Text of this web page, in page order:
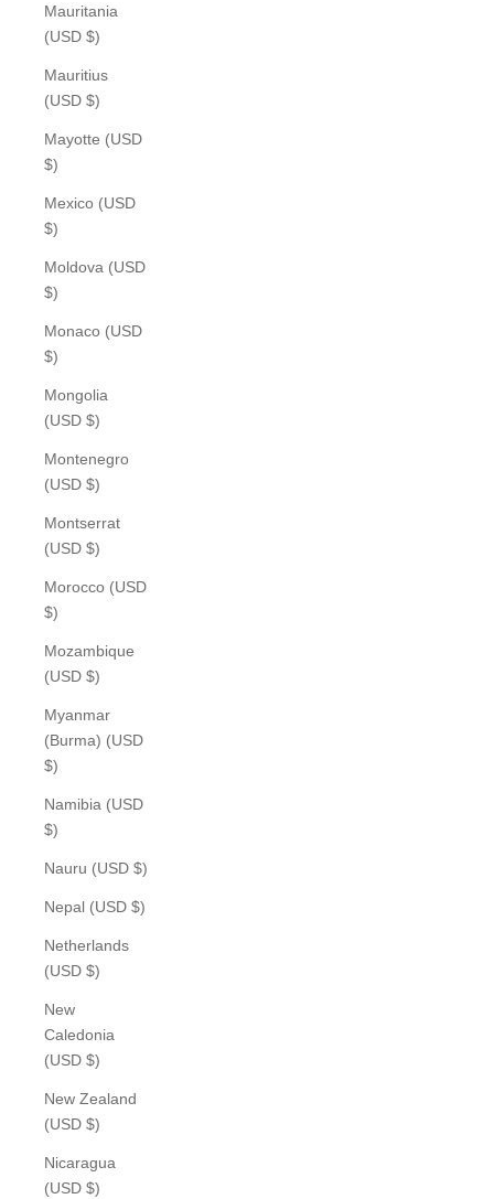
Mauritania
(USD $)
Mauritius
(USD $)
Mayotte (USD
$)
Mexico (USD
$)
Moldova (USD
$)
Monaco (USD
$)
Mongolia
(USD $)
Montenegro
(USD $)
Montserrat
(USD $)
Morocco (USD
$)
Mozambique
(USD $)
Myanmar
(Burma) (USD
$)
Namibia (USD
$)
Nauru (USD $)
Nepal (USD $)
Netherlands
(USD $)
New
Caledonia
(USD $)
New Zealand
(USD $)
Nicaragua
(USD $)